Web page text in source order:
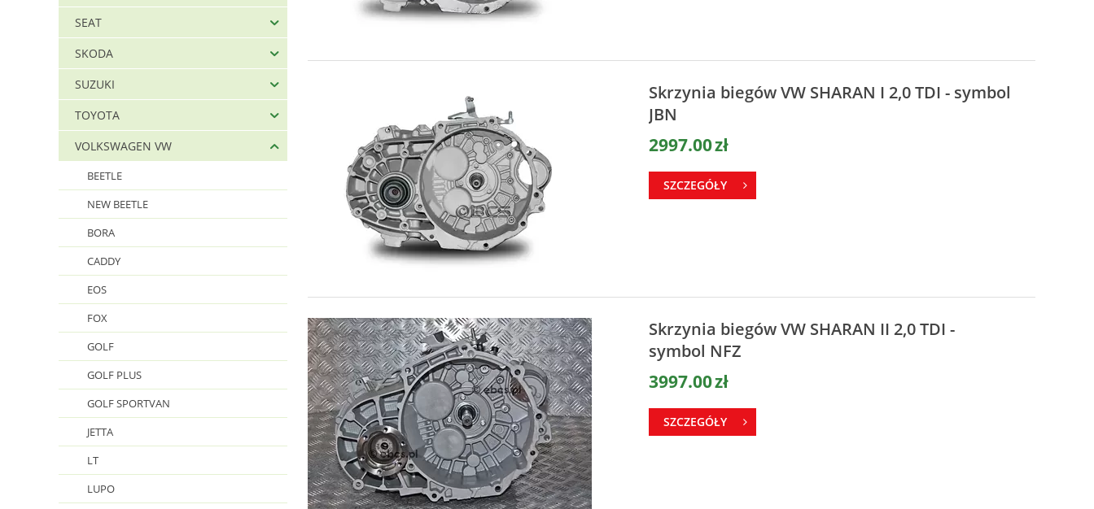
SEAT
SKODA
SUZUKI
TOYOTA
VOLKSWAGEN VW
BEETLE
NEW BEETLE
BORA
CADDY
EOS
FOX
GOLF
GOLF PLUS
GOLF SPORTVAN
JETTA
LT
LUPO
Skrzynia biegów VW SHARAN I 2,0 TDI - symbol
JBN
2997.00zł
SZCZEGÓŁY
Skrzynia biegów VW SHARAN II 2,0 TDI -
symbol NFZ
3997.00zł
SZCZEGÓŁY